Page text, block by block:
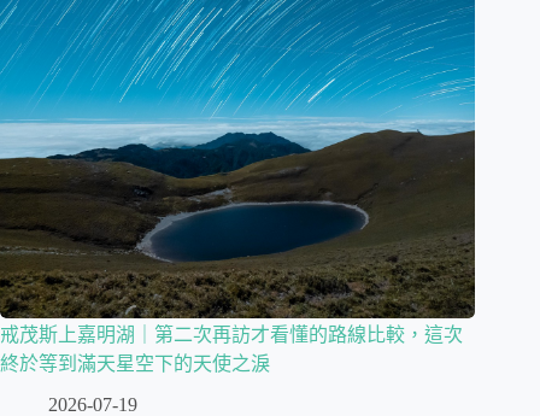
戒茂斯上嘉明湖｜第二次再訪才看懂的路線比較，這次
終於等到滿天星空下的天使之淚
2026-07-19